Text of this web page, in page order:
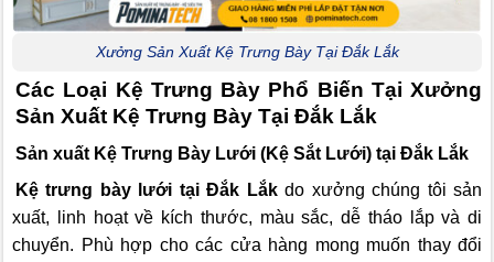
Xưởng Sản Xuất Kệ Trưng Bày Tại Đắk Lắk
Các Loại Kệ Trưng Bày Phổ Biến Tại Xưởng
Sản Xuất Kệ Trưng Bày Tại Đắk Lắk
Sản xuất Kệ Trưng Bày Lưới (Kệ Sắt Lưới) tại Đắk Lắk
Kệ trưng bày lưới tại Đắk Lắkdo xưởng chúng tôi sản
xuất, linh hoạt về kích thước, màu sắc, dễ tháo lắp và di
chuyển. Phù hợp cho các cửa hàng mong muốn thay đổi